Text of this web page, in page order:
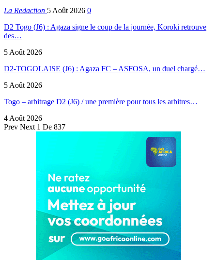
La Redaction 5 Août 2026 0
D2 Togo (J6) : Agaza signe le coup de la journée, Koroki retrouve
des…
5 Août 2026
D2-TOGOLAISE (J6) : Agaza FC – ASFOSA, un duel chargé…
5 Août 2026
Togo – arbitrage D2 (J6) / une première pour tous les arbitres…
4 Août 2026
Prev Next 1 De 837